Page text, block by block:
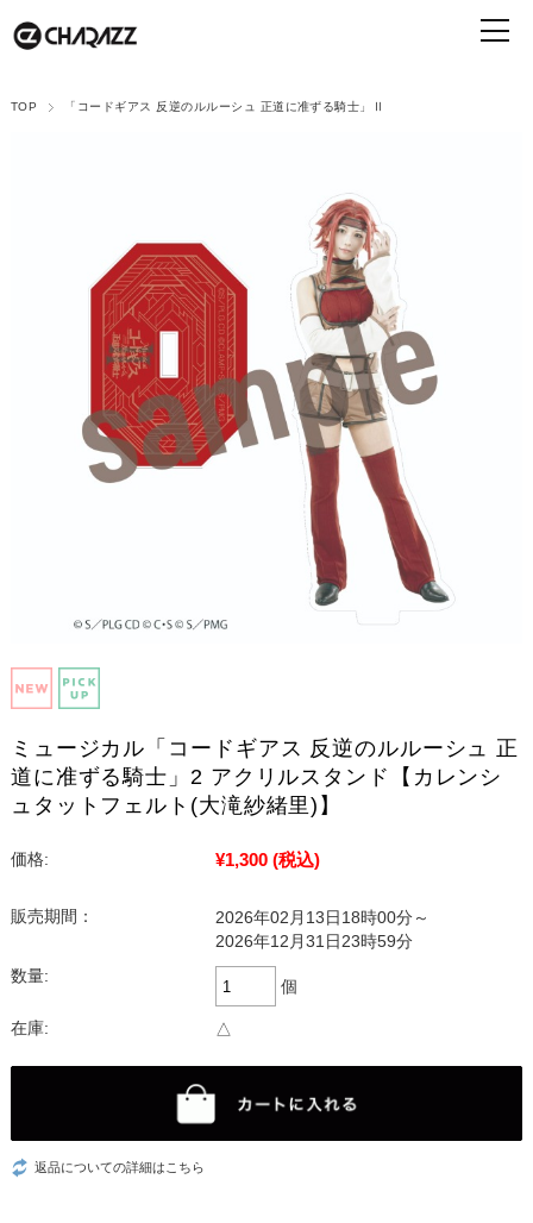
TOP 「コードギアス 反逆のルルーシュ 正道に准ずる騎士」Ⅱ
ミュージカル「コードギアス 反逆のルルーシュ 正
道に准ずる騎士」2 アクリルスタンド【カレンシ
ュタットフェルト(大滝紗緒里)】
価格: ¥1,300 (税込)
販売期間：
2026年02月13日18時00分～
2026年12月31日23時59分
数量:
個
在庫: △
返品についての詳細はこちら